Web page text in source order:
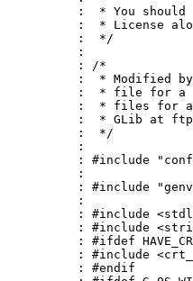
:  * You
:  * License
:  */
:
: /*
:  * Modified
:  * file for
:  * files for
:  * GLib at
:  */
:
: #include
:
: #include
:
: #include
: #include
: #ifdef
: #include
: #endif